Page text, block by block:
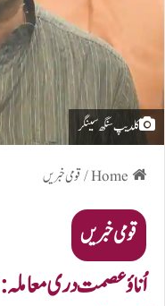
کلدیپ سنگھ سینگر
/قومی خبریں
قومی خبریں
اُناؤ عصمت دری